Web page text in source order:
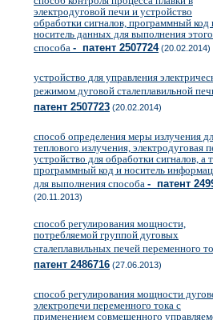
электродуговой печи и устройство
обработки сигналов, программный код
носитель данных для выполнения этого
способа - патент 2507724(20.02.2014)
устройство для управления
режимом дуговой сталеплавильной
патент 2507723 (20.02.2014)
способ определения меры излучения
теплового излучения, электродуговая
устройство для обработки сигналов, а
программный код и носитель
для выполнения способа - патент
(20.11.2013)
способ регулирования мощности,
потребляемой группой дуговых
сталеплавильных печей переменного
патент 2486716 (27.06.2013)
способ регулирования мощности
электропечи переменного тока с
применением совмещенного